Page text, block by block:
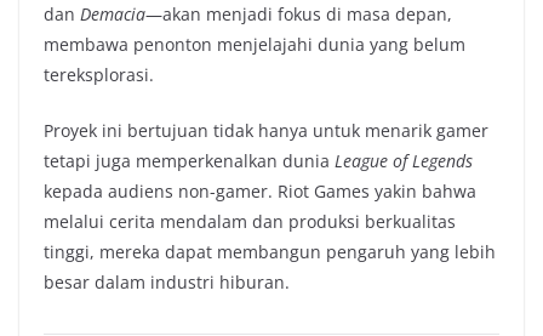
dan Demacia—akan menjadi fokus di masa depan,
membawa penonton menjelajahi dunia yang belum
tereksplorasi.
Proyek ini bertujuan tidak hanya untuk menarik gamer
tetapi juga memperkenalkan dunia League of Legends
kepada audiens non-gamer. Riot Games yakin bahwa
melalui cerita mendalam dan produksi berkualitas
tinggi, mereka dapat membangun pengaruh yang lebih
besar dalam industri hiburan.